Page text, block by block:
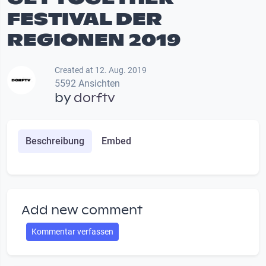
FESTIVAL DER
REGIONEN 2019
Created at 12. Aug. 2019
5592 Ansichten
bydorftv
Beschreibung Embed
Add new comment
Kommentar verfassen